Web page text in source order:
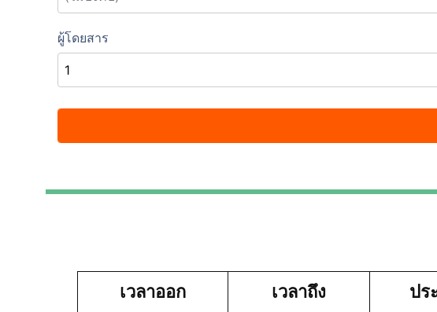
เวลาออก เวลาถึง ปร